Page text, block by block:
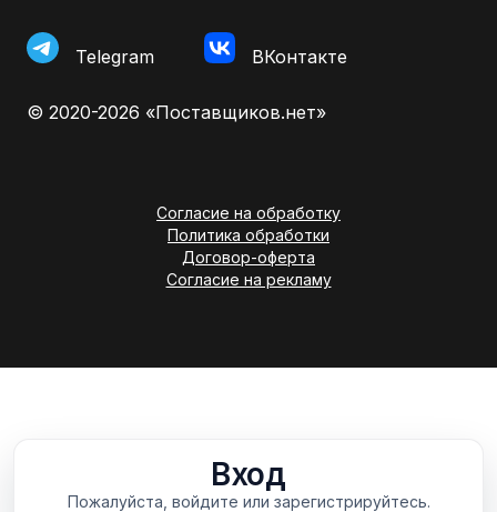
Telegram ВКонтакте
© 2020-2026 «Поставщиков.нет»
Согласие на обработку
Политика обработки
Договор-оферта
Согласие на рекламу
Вход
Пожалуйста, войдите или зарегистрируйтесь.